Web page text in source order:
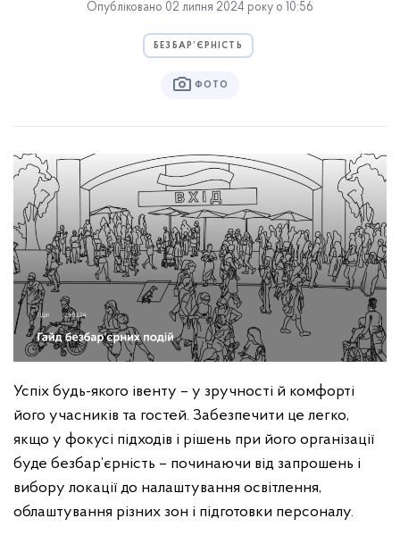
Опубліковано 02 липня 2024 року о 10:56
БЕЗБАР’ЄРНІСТЬ
ФОТО
Успіх будь-якого івенту – у зручності й комфорті
його учасників та гостей. Забезпечити це легко,
якщо у фокусі підходів і рішень при його організації
буде безбар’єрність – починаючи від запрошень і
вибору локації до налаштування освітлення,
облаштування різних зон і підготовки персоналу.